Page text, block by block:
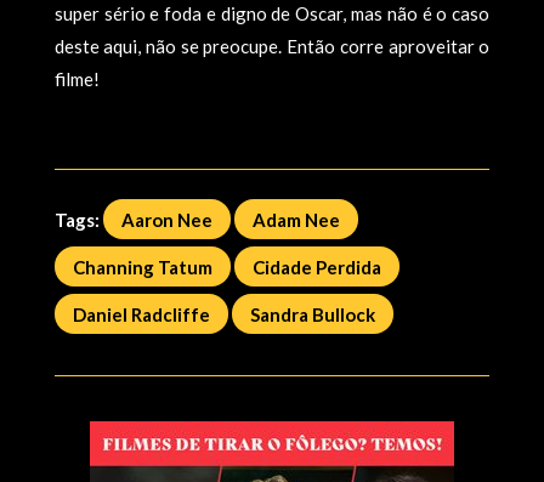
super sério e foda e digno de Oscar, mas não é o caso
deste aqui, não se preocupe. Então corre aproveitar o
filme!
Tags: Aaron Nee Adam Nee
Channing Tatum Cidade Perdida
Daniel Radcliffe Sandra Bullock